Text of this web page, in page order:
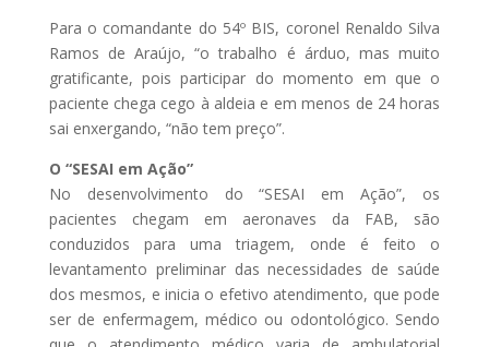
Para o comandante do 54º BIS, coronel Renaldo Silva
Ramos de Araújo, “o trabalho é árduo, mas muito
gratificante, pois participar do momento em que o
paciente chega cego à aldeia e em menos de 24 horas
sai enxergando, “não tem preço”.
O “SESAI em Ação”
No desenvolvimento do “SESAI em Ação”, os
pacientes chegam em aeronaves da FAB, são
conduzidos para uma triagem, onde é feito o
levantamento preliminar das necessidades de saúde
dos mesmos, e inicia o efetivo atendimento, que pode
ser de enfermagem, médico ou odontológico. Sendo